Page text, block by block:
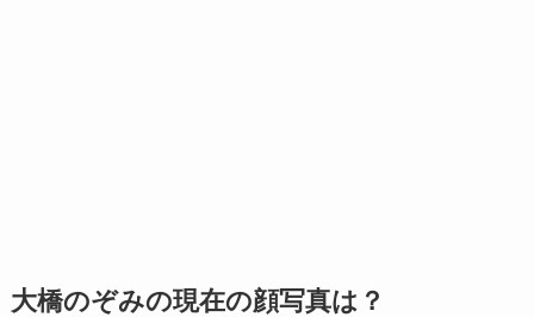
大橋のぞみの現在の顔写真は？